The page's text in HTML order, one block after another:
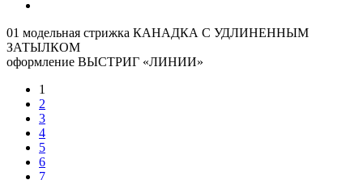
01 модельная стрижка КАНАДКА С УДЛИНЕННЫМ
ЗАТЫЛКОМ
оформление ВЫСТРИГ «ЛИНИИ»
1
2
3
4
5
6
7